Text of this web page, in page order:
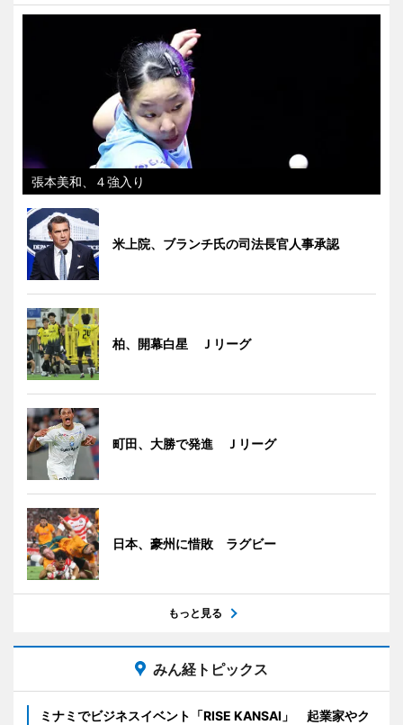
張本美和、４強入り
米上院、ブランチ氏の司法長官人事承認
柏、開幕白星 Ｊリーグ
町田、大勝で発進 Ｊリーグ
日本、豪州に惜敗 ラグビー
もっと見る
みん経トピックス
ミナミでビジネスイベント「RISE KANSAI」 起業家やク